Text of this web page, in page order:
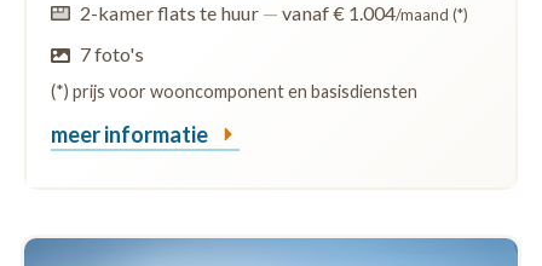
2-kamer flats te huur — vanaf € 1.004/maand (*)
7 foto's
(*) prijs voor wooncomponent en basisdiensten
meer informatie